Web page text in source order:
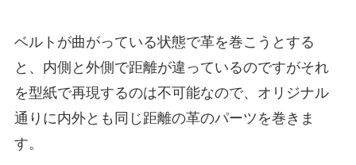
ベルトが曲がっている状態で革を巻こうとする
と、内側と外側で距離が違っているのですがそれ
を型紙で再現するのは不可能なので、オリジナル
通りに内外とも同じ距離の革のパーツを巻きま
す。